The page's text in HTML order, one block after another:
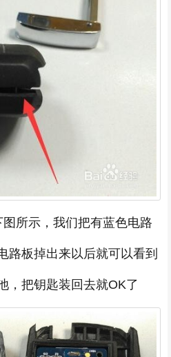
所示，我们把有蓝色电路
路板掉出来以后就可以看到
，把钥匙装回去就OK了